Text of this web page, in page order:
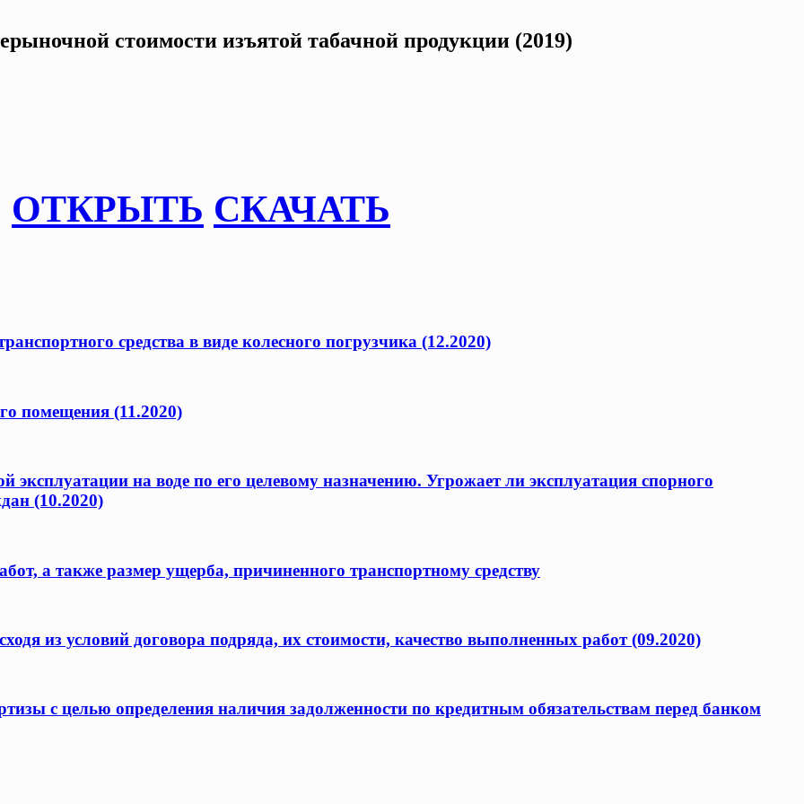
стоимости изъятой табачной продукции (2019)
ОТКРЫТЬ СКАЧАТЬ
средства в виде колесного погрузчика (12.2020)
помещения (11.2020)
эксплуатации на воде по его целевому назначению. Угрожает ли эксплуатация спорного
(10.2020)
а также размер ущерба, причиненного транспортному средству
из условий договора подряда, их стоимости, качество выполненных работ (09.2020)
с целью определения наличия задолженности по кредитным обязательствам перед банком